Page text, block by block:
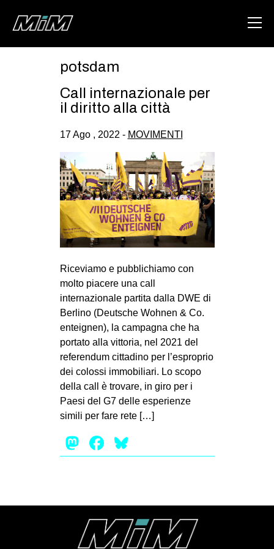
ABOUT
AREA
DEGENERAZIONE
GAZA FREESTYLE
CSOA LAMBRETTA
MSM
STUDENTI TSUNAMI
MILANO
MOBILITAZIONI
SPAZI
SPORT POPOLARE
MOVIMENTI
AMBIENTE
ANTIFASCISMO
STUDENTI
potsdam
Call internazionale per
il diritto alla città
17 Ago , 2022 - MOVIMENTI
Riceviamo e pubblichiamo con
molto piacere una call
internazionale partita dalla DWE di
Berlino (Deutsche Wohnen & Co.
enteignen), la campagna che ha
portato alla vittoria, nel 2021 del
referendum cittadino per l’esproprio
dei colossi immobiliari. Lo scopo
della call è trovare, in giro per i
Paesi del G7 delle esperienze
simili per fare rete […]
Mastodon
Facebook